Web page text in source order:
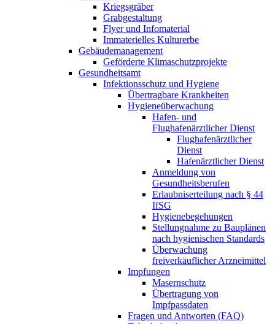
Kriegsgräber
Grabgestaltung
Flyer und Infomaterial
Immaterielles Kulturerbe
Gebäudemanagement
Geförderte Klimaschutzprojekte
Gesundheitsamt
Infektionsschutz und Hygiene
Übertragbare Krankheiten
Hygieneüberwachung
Hafen- und
Flughafenärztlicher Dienst​
Flughafenärztlicher
Dienst​
Hafenärztlicher Dienst
Anmeldung von
Gesundheitsberufen
Erlaubniserteilung nach § 44
IfSG
Hygienebegehungen
Stellungnahme zu Bauplänen
nach hygienischen Standards
Überwachung
freiverkäuflicher Arzneimittel
Impfungen
Masernschutz
Übertragung von
Impfpassdaten
Fragen und Antworten (FAQ)